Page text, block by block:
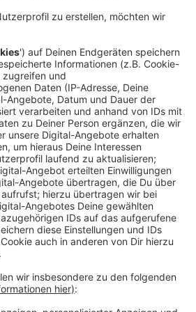
Dort konnte man sich vor
lassen. Wer die
sieben Stationen
- die Umbenennungen
Wochenende an den
Oberbarmen, Werther
Döppersberg, Robert-Daum-
Loher Brücke.
04.03.2026 06:26